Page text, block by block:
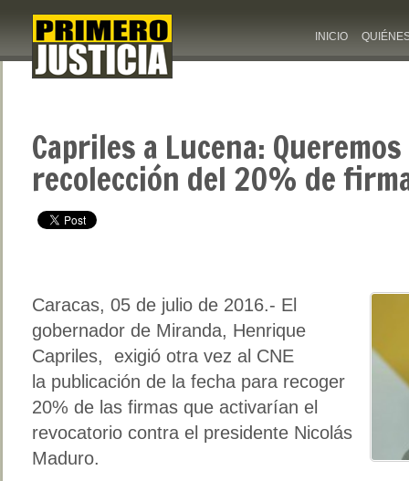
INICIO
Capriles a Lucena:
recolección del 20% de
Caracas, 05 de julio de 2016.- El
gobernador de Miranda, Henrique
Capriles, exigió otra vez al CNE
la publicación de la fecha para recoger
20% de las firmas que activarían el
revocatorio contra el presidente Nicolás
Maduro.